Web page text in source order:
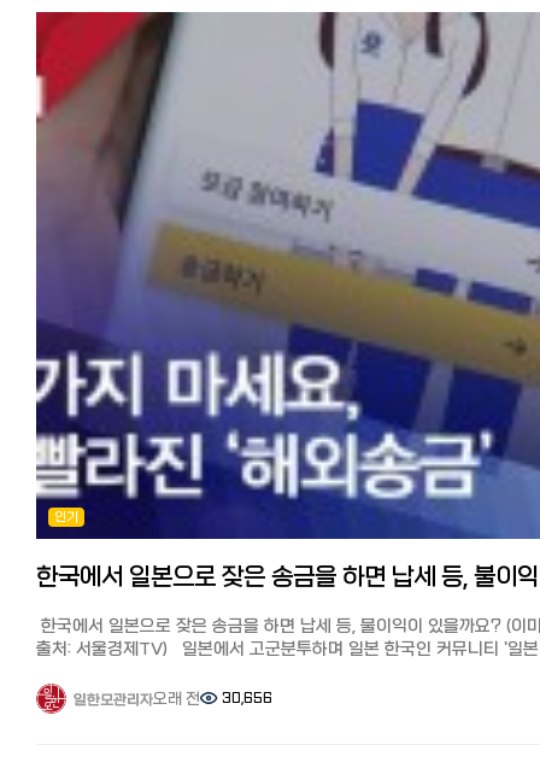
천엔입니다. 10만엔까지 500엔이어서 어느 곳보다 수수료가 저렴합니
재류카드나 마이넘버를 폰으로 간단 인증하여 보내면 메일로 승인 연락
오며 바로 송금을 진행할 수 있습니다.
계좌에 송금액을 지불하면 메일로 수취인 신분 인증하라는 연락이 옵
한국에서 받는 사람 본인이 폰으로 인증해야 하는 부분이지만, 받는 분이
고령이거나 하기 어려운 경우는 신분증 사진만 메일로 보내주면 처리해
점이 대단히 편리했습니다.
오전에 부모님 신분증 보냈더니 오후에 송금 완료되었습니다.(2023년
18일 시점, 10만엔 송금, 1,017,020원 착금)
보통 1~2시간 안에 송금이 완료되어 빠른 것도 장점입니다.
장단점과 포인트 ●장점: 수수료가 저렴(10만엔까지 500엔). 받는 분
본인인증을 대신 해준다.
●단점: 메일로 일본어 상담이어서 답은 빨리 오는 편이지만, 급하거나
일본어가 안될 경우 답답할 수 있다.
★월드패밀리도 아래 링크에서 500엔 포인트 받아 수수료 할인을 받으
기본 설정된 환율이 저렴＋수수료 할인으로 어느곳보다 유리한 금액으로
송금할 수 있습니다.
일한모 한정! 월드패밀리 500엔 캐쉬받아 송금하기:
https://www.worldfamilyremit.com/i/?0ZGS72E0
월드패밀리 송금의 메리트와 사용법, 더 자세히 알기
https://korean.co.jp/life2/306
◆SBJ 원터치 익스프레스 송금:
신한은행 일본법인 SBJ은행의 한국송금 서비스입니다. 계좌 개설부터
송금신청까지 SBJ은행 앱상에서 비대면으로 모두 가능합니다.
원터치 익스프레스 송금은 생활비용 송금으로 1회/1일/한달 최대
30만엔까지, 일년에 총 360만엔까지 송금이 가능하며 최소 송금 금액은
송금처 등록은 3개까지 등록가능하며 송금처 등록부터 송금까지 지점방
필요없이 앱으로 완결 가능합니다.
장단점과 포인트 ●장점: 계좌개설부터 송금까지 앱으로 모두 신청이
송금 서비스보다 압도적으로 저렴합니다. 아래 링크를 통해서 가입하시
500엔 포인트를 받을 수 있기 때문에 10만엔까지 무료로 송금할 수
있습니다. 10만엔까지 무료 송금 쿠폰 획득↓
http://www.worldfamilyremit.com/ 월드 패밀리 송금의 사용법과
해외 거주 한국인은 재류카드나 마이넘버카드를 휴대폰으로 찍어 간편
승인되면 메일로 연락이 오며 바로 송금이 가능합니다. 계좌로 송금액을
입금하면 메일로 수취인 신분증 연락이 오고, 한국에서 받는 사람 본인(
들어 부모)이 휴대전화로 인증해야 합니다.
그때 고령이거나 대응이 어려운 경우는 타사라면 송금 자체가 안 되거나
지연되는 경우가 많은데 월드패밀리 송금에서는 보내는 사람이 부모의
신분증 이미지를 가지고 있으면 그것을 메일로 보내기만 하면 승인해 주
때문에 매우 편리합니다.
저도 부모님이 기계치신데 이 대응으로 큰 도움이 되었습니다.
오전에 아버지의 신분증을 보냈더니 오후에 송금이 무사히 완료되었습
(2024년 1월 3일 시점, 10만엔 송금, 940,380원 착금)
보통 1~2시간 내 송금이 완료되기 때문에 빠르고, 일본인 직원이 문의에
빠르게 답변해주는 점도 WISE 등 다른 인터넷 송금과 다른 장점입니
추천 포인트 정리 포인트①: 수수료가 가장 저렴하다(500엔까지 10만엔)
포인트②: 방문이 필요 없고 받는 사람의 본인인증을 대신할 수 있음
포인트③ : 전문 직원이 문의에 대해 일본어로 빠르게 답변해 준다
http://www.worldfamilyremit.com/
패밀리 해외 송금의 사용 후기와 추천 이유에 대해 자세히 소개했습니다.
한국으로 송금이 필요할 때 꼭 이용해 보세요. [참고 기사] 일본에서 한국
수수료 할인 쿠폰 https://korean.co.jp/life/79 일본에서 한국 송금,
수수료 가장 싼 곳, 와이즈(WISE)를 추천하는 이유
안녕하세요^^ 한국에서 돈을 받아 집을 구매하신분계신가요? 저는 현재
배우자비자로 일본에 거주중입니다.
한국에 집을 처분하고 일본에 집을 구매 예정인데 원화를 엔화로 한꺼번
많은 돈은 송금불가로 알고있습니다. 돈을 나누어서 보내는 방법이 있지
수수료가 만만치않고 시간이 오래 걸리는 것으로 알고있습니다.
조언부탁드려요 감사합니다. 최신 정보! 신고가 불필요한 연간 송금한도가
2배로 인상 2023년 초에 오래동안 묶여있던 개인의 연간 송금한도
5만달러(2023년 8월기준 6400만원 정도)가 국가/개인간 거래액 규모
커지면서 대폭 인상된다는 뉴스가 있었습니다. 확인해본 바, 2023년
7월부터 시행되었고 연간 송금한도가 2배인 10만달러로 변경되었습
저는 8월에 2억정도를 무사히 송금 받았습니다.(수수료는 1억에
송금수수료, 중계은행수수료, 전신료 등으로 10만원 정도. 은행이나
우대조건에 따라 상이) 이건 수취인의 합산 금액이 아니고 한국에서 보
한사람의 한도액입니다. 거액 송금받으면 은행에서 전화가 온다? 아
직접 확인한 바, 대부분의 일본은행에서도 별도의 수취한도액을 설정하
있지 않다고 합니다. 다만, 천만엔이상 입금이 있을 시, 어떤 자금인지
전화가 오며 송금자와 어떤 관계인지 확인서류(가족관계증명서), 주택
구매시 계약서를 이메일로 요구합니다. 한국어 가족관계증명서를
간이번역해서 보냈고 보낸 즉시 송금 처리해 줬니다. 한국 비거주자의
거액 송금은 신고가 필요
일본으로 거액의 재산 반출시 한국은행에 신고가 필요
인터넷 송금을 이용하면 소액 송금이라고 해서 서류준비가 필요없고
수수료가 싸며 편리하지만 1일한도 100만엔, 한달 한도 500만엔 등(업
따라 상이), 범죄 예방을 위한 여러가지 제한이 있습니다.
억단위의 거액을 보낼 때는 은행을 통한 송금이 필요합니다. 상기에
말씀드린 바와 같이 연간 한도액이 2배가 되면서 번거로운 신고나 지정
이상의 재산을 보내는 경우의 방법에 대해서 설명드리겠습니다.
대외지급수단 매매 신고 아래의 경우 한국은행에 '대외지급수단 매매
신고'가 필요합니다. -한국 비거주자가 국내의 본인 재산을 반출 -국내
본인 계좌에서 해외 본인계좌로 미화 10만불 초과 송금시 비거주자 중,
인기
한국에서 일본으로 잦은 송금을 하면 납세 등, 불이익이 있을까요? (이
출처: 서울경제TV) 일본에서 고군분투하며 일본 한국인 커뮤니티 '일본
오늘은 페이스북 그룹에 질문이 많은 한국-일본 송금에 관해서
일한모관리자오래 전 30,656